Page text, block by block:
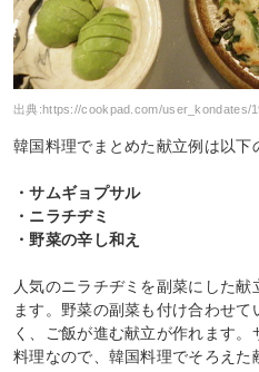
出典:https://cookpad.com/user_kondates/
韓国料理でまとめた献立例は以下
・サムギョプサル
・ニラチヂミ
・野菜の辛し和え
人気のニラチヂミを副菜にした
ます。野菜の副菜も付け合わせて
く、ご飯が進む献立が作れます
料理なので、韓国料理でそろえた